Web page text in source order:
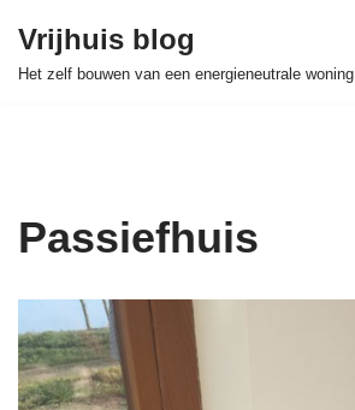
Skip
Vrijhuis blog
Het zelf bouwen van een energieneutrale woning
Passiefhuis